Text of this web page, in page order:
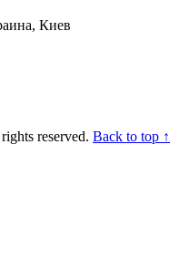
Киев
reserved. Back to top ↑